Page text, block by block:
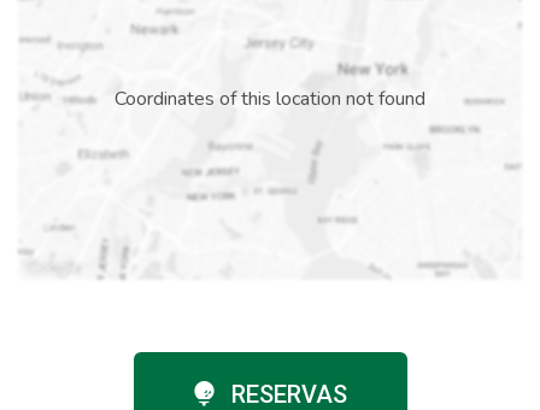
Coordinates of this location not found
RESERVAS